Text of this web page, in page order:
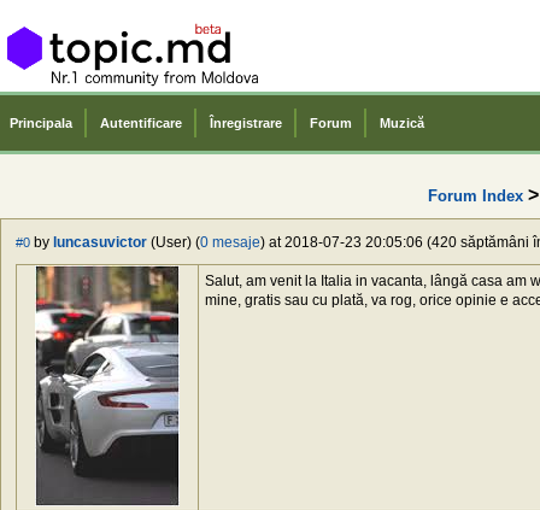
Principala Autentificare Înregistrare Forum Muzică
Forum Index
#0 by luncasuvictor (User) (0 mesaje) at 2018-07-23 20:05:06 (420 săptămâni
Salut, am venit la Italia in vacanta, lângă casa am
mine, gratis sau cu plată, va rog, orice opinie e